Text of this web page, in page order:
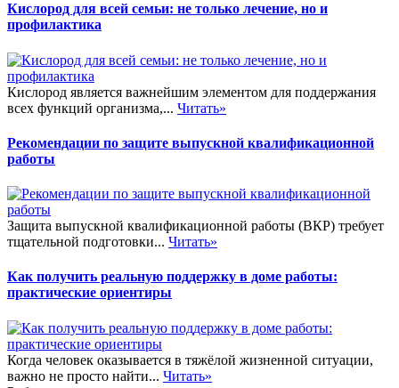
Кислород для всей семьи: не только лечение, но и
профилактика
Кислород является важнейшим элементом для поддержания
всех функций организма,... Читать»
Рекомендации по защите выпускной квалификационной
работы
Защита выпускной квалификационной работы (ВКР) требует
тщательной подготовки... Читать»
Как получить реальную поддержку в доме работы:
практические ориентиры
Когда человек оказывается в тяжёлой жизненной ситуации,
важно не просто найти... Читать»